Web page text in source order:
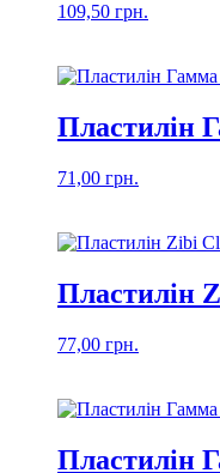
109,50 грн.
Пластилін
71,00 грн.
Пластилін
77,00 грн.
Пластилін